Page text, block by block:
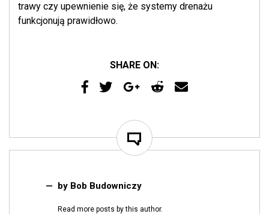
trawy czy upewnienie się, że systemy drenażu
funkcjonują prawidłowo.
SHARE ON:
by Bob Budowniczy
Read more posts by this author.